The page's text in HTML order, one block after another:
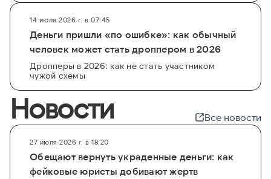
14 июля 2026 г. в 07:45
Деньги пришли «по ошибке»: как обычный
человек может стать дроппером в 2026
Дропперы в 2026: как не стать участником
чужой схемы
Новости Все новости
27 июля 2026 г. в 18:20
Обещают вернуть украденные деньги: как
фейковые юристы добивают жертв